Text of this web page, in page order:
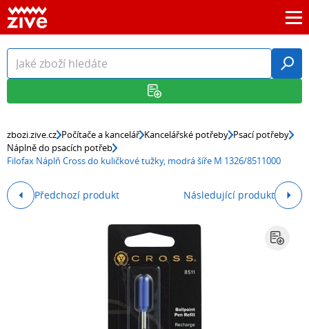
zbozi.zive.cz Počítače a kancelář Kancelářské potřeby Psací potřeby
Náplně do psacích potřeb
Filofax Náplň Cross do kuličkové tužky, modrá šíře M 1326/8511000
Předchozí produkt Následující produkt